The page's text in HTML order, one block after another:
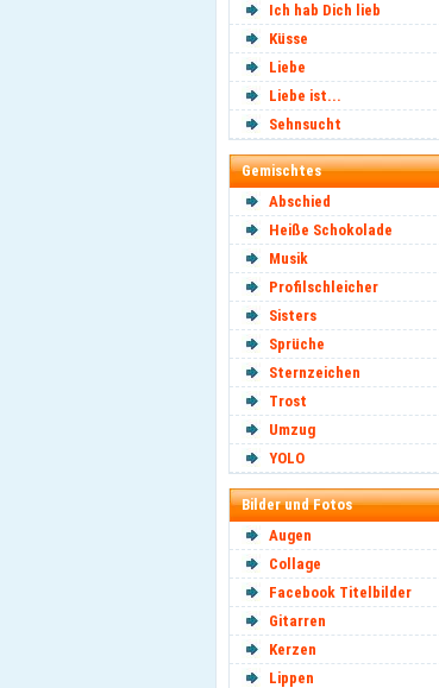
Ich hab Dich lieb
Küsse
Liebe
Liebe ist...
Sehnsucht
Gemischtes
Abschied
Heiße Schokolade
Musik
Profilschleicher
Sisters
Sprüche
Sternzeichen
Trost
Umzug
YOLO
Bilder und Fotos
Augen
Collage
Facebook Titelbilder
Gitarren
Kerzen
Lippen